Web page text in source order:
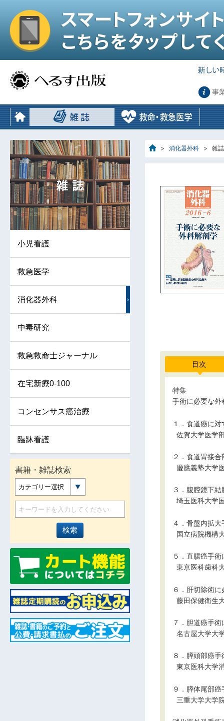
事
消化器外科 雑
目次
特集
手術に必要な外
１．食道癌に
佐賀大学医学
２．食道胃接
慶應義塾大
３．腹腔鏡下
埼玉医科大学
４．骨盤内拡
国立病院機
５．直腸癌手
東京医科歯科
６．肝切除術
藤田保健衛
７．胆道癌手
名古屋大学大
８．膵頭部癌
東京医科大学
９．膵体尾部
三重大学大学
小児看護
救急医学
消化器外科
中毒研究
救急救命士ジャーナル
在宅新療0-100
コンセンサス癌治療
臨牀看護
書籍・雑誌検索
カテゴリー選択